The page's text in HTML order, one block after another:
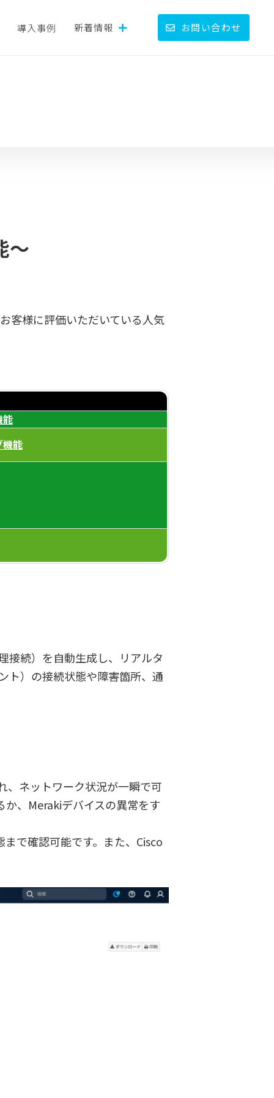
導入事例 新着情報 お問い合わせ
～
客様に評価いただいている人気
能
機能
接続）を自動生成し、リアルタ
ト）の接続状態や障害箇所、通
ネットワーク状況が一瞬で可
、Merakiデバイスの異常をす
で確認可能です。また、Cisco